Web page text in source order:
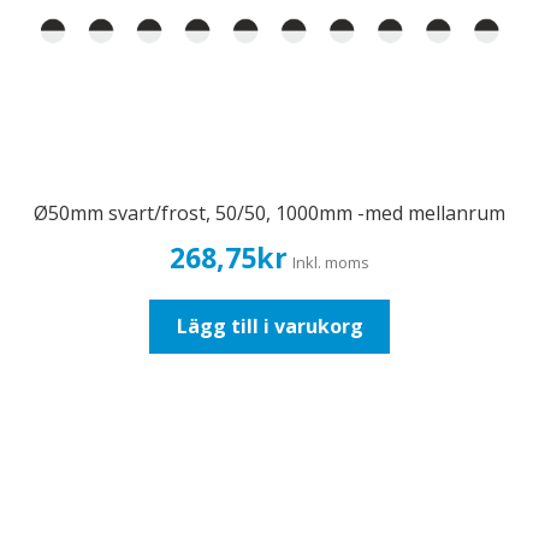
Ø50mm svart/frost, 50/50, 1000mm -med mellanrum
268,75kr Inkl. moms
Lägg till i varukorg